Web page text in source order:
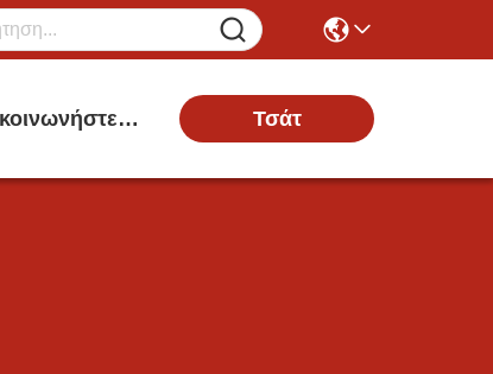
Επικοινωνήστε Μαζί Μας Τσάτ